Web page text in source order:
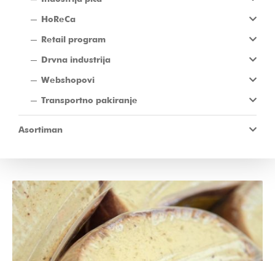
HoReCa
Retail program
Drvna industrija
Webshopovi
Transportno pakiranje
Asortiman